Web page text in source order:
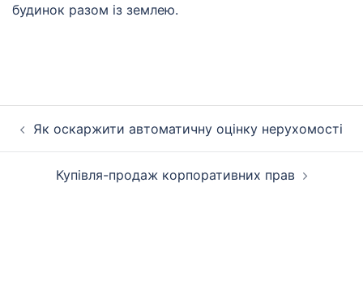
будинок разом із землею.
записівЯк оскаржити автоматичну оцінку нерухомості
Купівля-продаж корпоративних прав